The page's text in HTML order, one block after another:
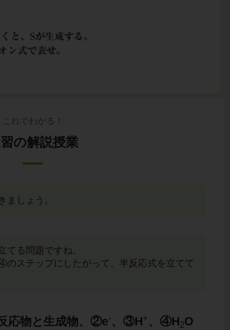
これでわかる！
の解説授業
ましょう。
てる問題ですね。
ステップにしたがって、半反応式を立てて
応物と生成物、②e-、③H+、④H2O